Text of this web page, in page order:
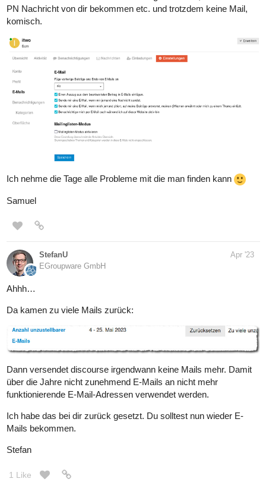
PN Nachricht von dir bekommen etc. und trotzdem keine Mail,
komisch.
Ich nehme die Tage alle Probleme mit die man finden kann
Samuel
StefanU
EGroupware GmbH
Apr '23
Ahhh…
Da kamen zu viele Mails zurück:
Dann versendet discourse irgendwann keine Mails mehr. Damit
über die Jahre nicht zunehmend E-Mails an nicht mehr
funktionierende E-Mail-Adressen verwendet werden.
Ich habe das bei dir zurück gesetzt. Du solltest nun wieder E-
Mails bekommen.
Stefan
1 Like